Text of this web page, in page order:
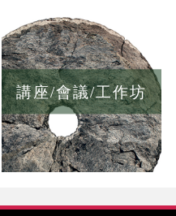
講座/會議/工作坊